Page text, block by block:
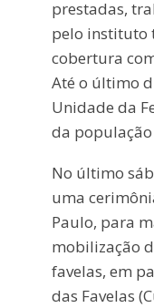
prestadas,
pelo instituto
cobertura
Até o último
Unidade da
da
No último
uma
Paulo, para
mobilização
favelas, em
das Favelas